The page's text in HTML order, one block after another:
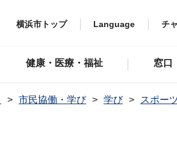
横浜市トップ Language チ
健康・医療・福祉 窓口
市民協働・学び 学び
スポー